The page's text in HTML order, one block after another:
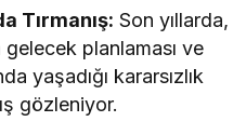
Tırmanış: Son yıllarda,
planlaması ve
yaşadığı kararsızlık
gözleniyor.